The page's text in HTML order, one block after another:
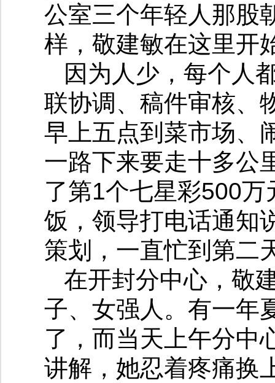
公室三个年轻人那股
样，敬建敏在这里开
因为人少，每个人
联协调、稿件审核、
早上五点到菜市场、
一路下来要走十多公
了第1个七星彩500万
饭，领导打电话通知
策划，一直忙到第二
在开封分中心，敬
子、女强人。有一年
了，而当天上午分中
讲解，她忍着疼痛换